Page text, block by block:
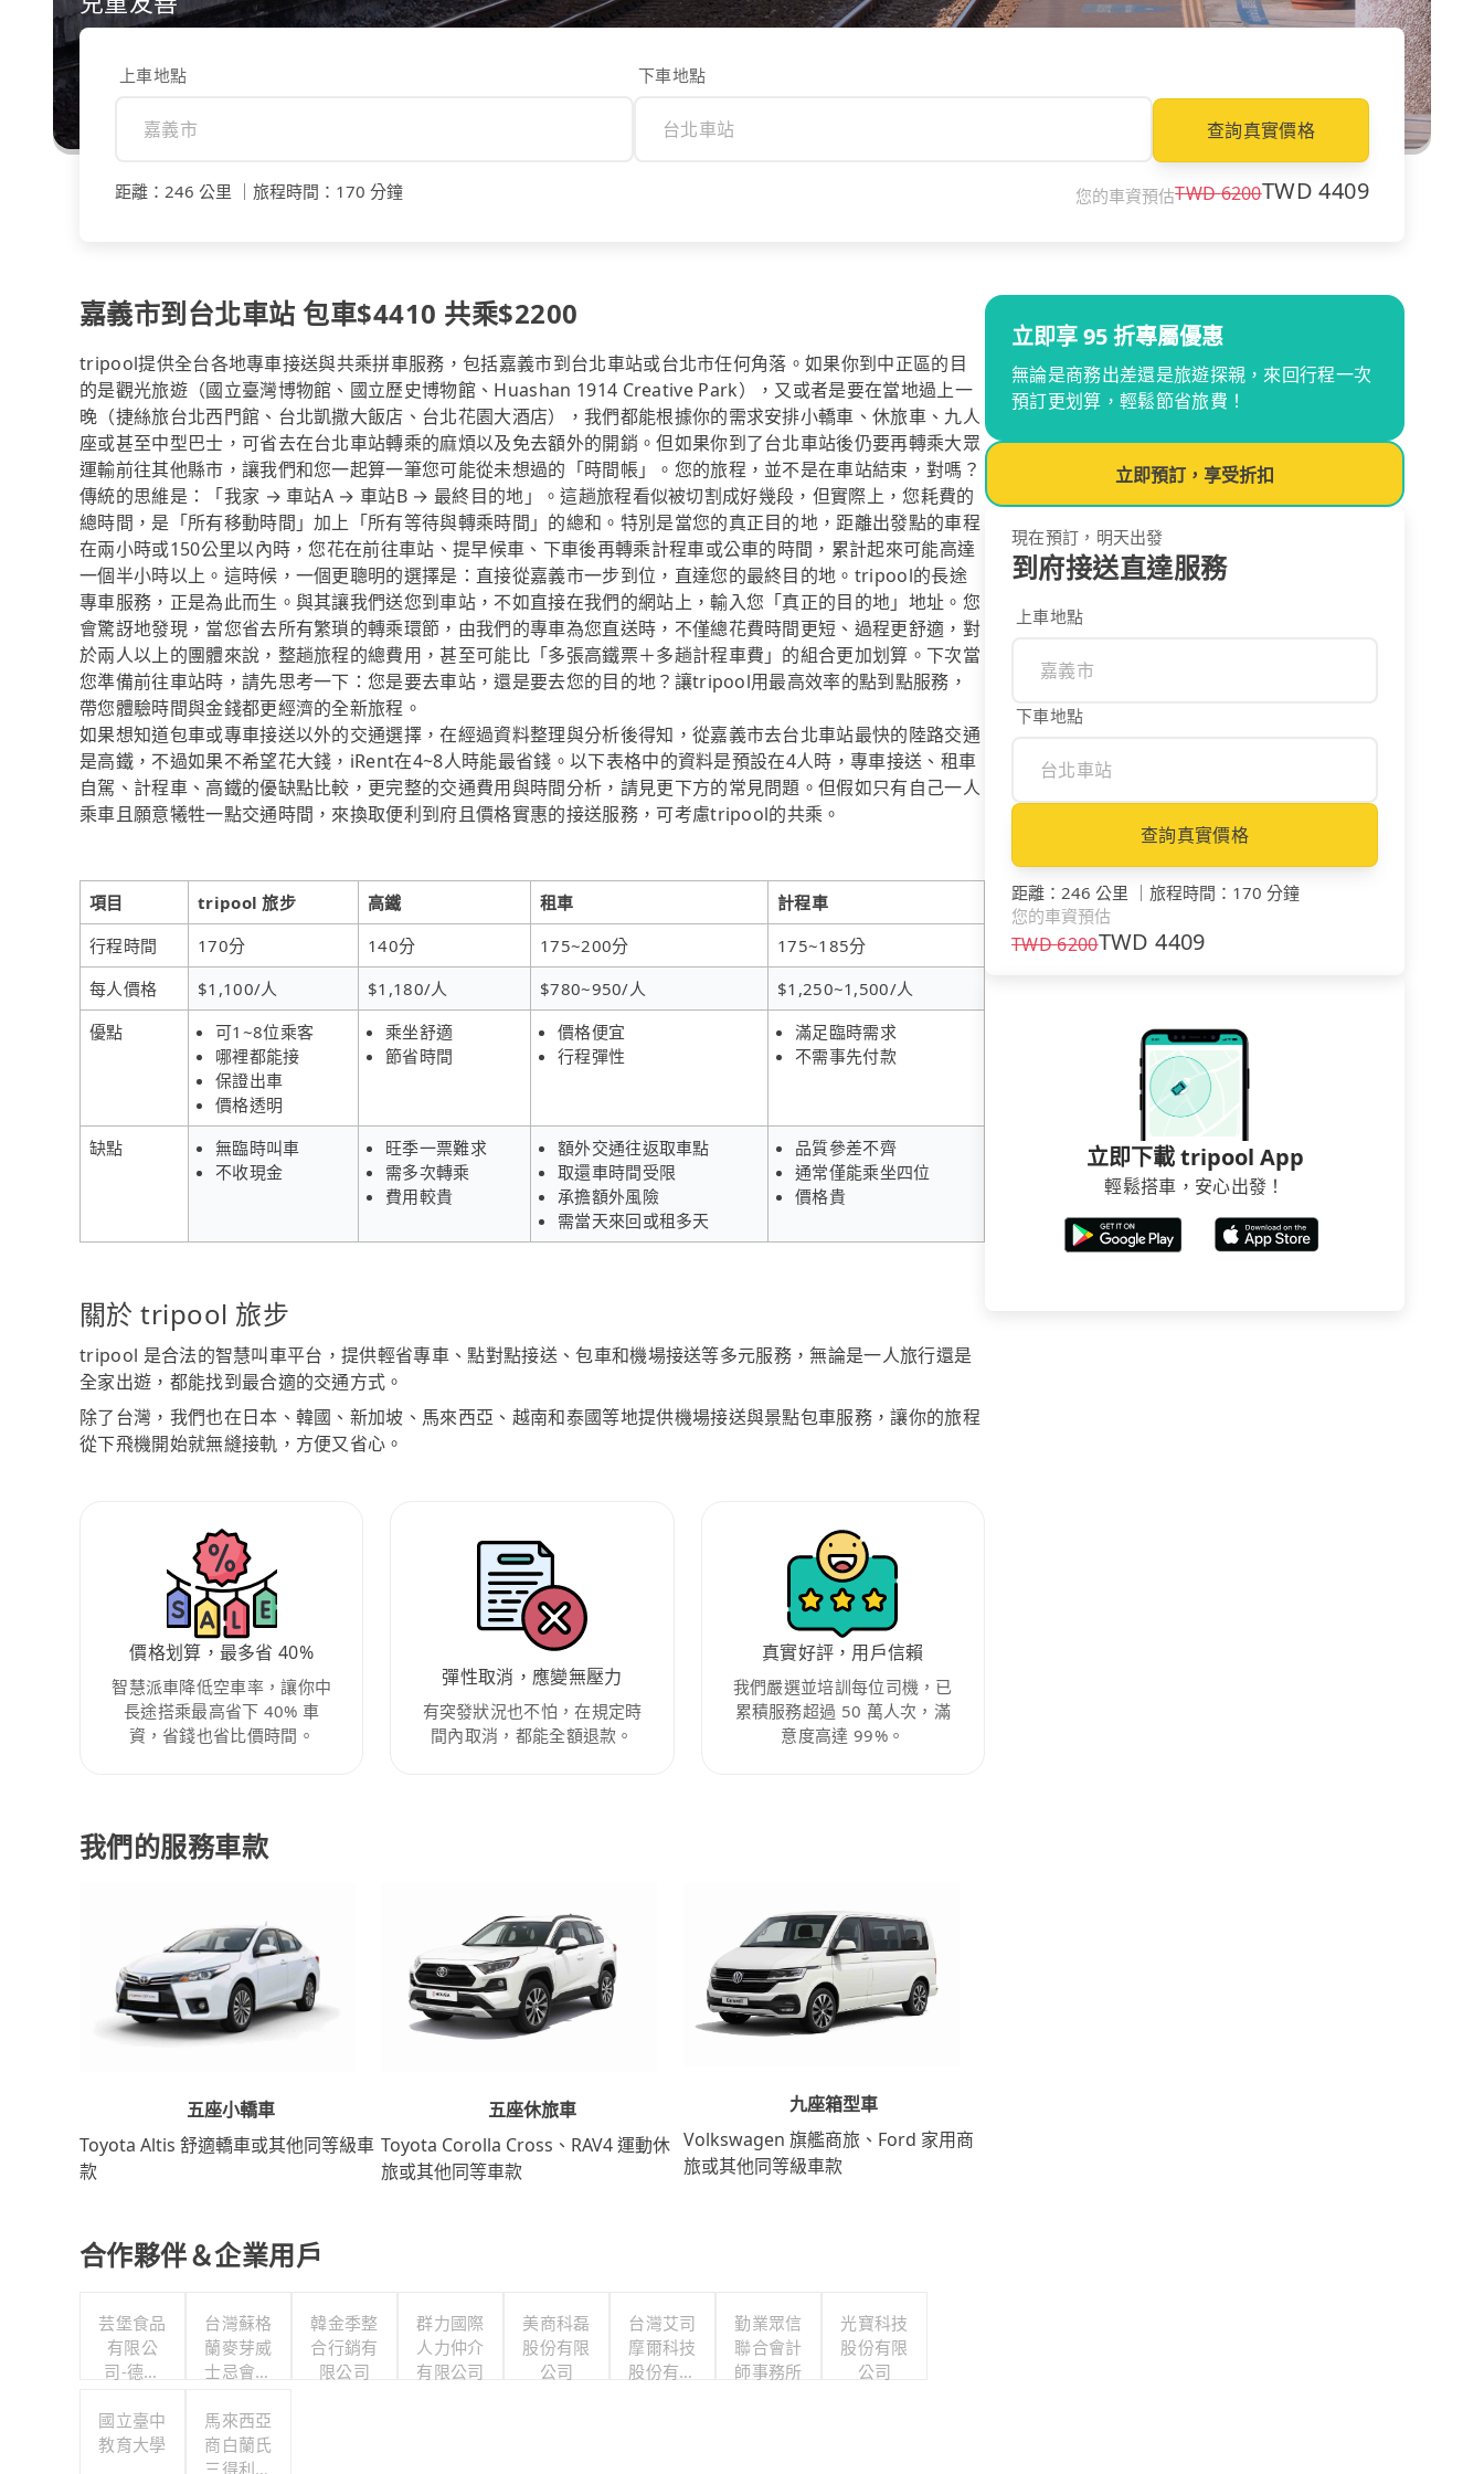
上車地點 下車地點
查詢真實價格
距離 ： 246 公里 旅程時間 ： 170 分鐘 您的車資預估TWD6200TWD4409
嘉義市到台北車站 包車$4410 共乘$2200
tripool提供全台各地專車接送與共乘拼車服務，包括嘉義市到台北車站或台北市任何角落。如果你到中正區的目
的是觀光旅遊（國立臺灣博物館、國立歷史博物館、Huashan 1914 Creative Park），又或者是要在當地過上一
晚（捷絲旅台北西門館、台北凱撒大飯店、台北花園大酒店），我們都能根據你的需求安排小轎車、休旅車、九人
座或甚至中型巴士，可省去在台北車站轉乘的麻煩以及免去額外的開銷。但如果你到了台北車站後仍要再轉乘大眾
運輸前往其他縣市，讓我們和您一起算一筆您可能從未想過的「時間帳」。您的旅程，並不是在車站結束，對嗎？
傳統的思維是：「我家 → 車站A → 車站B → 最終目的地」。這趟旅程看似被切割成好幾段，但實際上，您耗費的
總時間，是「所有移動時間」加上「所有等待與轉乘時間」的總和。特別是當您的真正目的地，距離出發點的車程
在兩小時或150公里以內時，您花在前往車站、提早候車、下車後再轉乘計程車或公車的時間，累計起來可能高達
一個半小時以上。這時候，一個更聰明的選擇是：直接從嘉義市一步到位，直達您的最終目的地。tripool的長途
專車服務，正是為此而生。與其讓我們送您到車站，不如直接在我們的網站上，輸入您「真正的目的地」地址。您
會驚訝地發現，當您省去所有繁瑣的轉乘環節，由我們的專車為您直送時，不僅總花費時間更短、過程更舒適，對
於兩人以上的團體來說，整趟旅程的總費用，甚至可能比「多張高鐵票＋多趟計程車費」的組合更加划算。下次當
您準備前往車站時，請先思考一下：您是要去車站，還是要去您的目的地？讓tripool用最高效率的點到點服務，
帶您體驗時間與金錢都更經濟的全新旅程。
如果想知道包車或專車接送以外的交通選擇，在經過資料整理與分析後得知，從嘉義市去台北車站最快的陸路交通
是高鐵，不過如果不希望花大錢，iRent在4~8人時能最省錢。以下表格中的資料是預設在4人時，專車接送、租車
自駕、計程車、高鐵的優缺點比較，更完整的交通費用與時間分析，請見更下方的常見問題。但假如只有自己一人
乘車且願意犧牲一點交通時間，來換取便利到府且價格實惠的接送服務，可考慮tripool的共乘。
項目 tripool 旅步 高鐵 租車
計程車
行程時間
170分 140分 175~200分
175~185分
每人價格
$1,100/人 $1,180/人 $780~950/人
$1,250~1,500/人
優點
可1~8位乘客
哪裡都能接
保證出車
價格透明
乘坐舒適
節省時間
價格便宜
行程彈性
滿足臨時需求
不需事先付款
缺點
無臨時叫車
不收現金
旺季一票難求
需多次轉乘
費用較貴
額外交通往返取車點
取還車時間受限
承擔額外風險
需當天來回或租多天
品質參差不齊
通常僅能乘坐四位
價格貴
關於 tripool 旅步
tripool 是合法的智慧叫車平台，提供輕省專車、點對點接送、包車和機場接送等多元服務，無論是一人旅行還是
全家出遊，都能找到最合適的交通方式。
除了台灣，我們也在日本、韓國、新加坡、馬來西亞、越南和泰國等地提供機場接送與景點包車服務，讓你的旅程
從下飛機開始就無縫接軌，方便又省心。
價格划算，最多省 40%
智慧派車降低空車率，讓你中
長途搭乘最高省下 40% 車
資，省錢也省比價時間。
彈性取消，應變無壓力
有突發狀況也不怕，在規定時
間內取消，都能全額退款。
真實好評，用戶信賴
我們嚴選並培訓每位司機，已
累積服務超過 50 萬人次，滿
意度高達 99%。
我們的服務車款
五座小轎車
Toyota Altis 舒適轎車或其他同等級車
款
五座休旅車
Toyota Corolla Cross、RAV4 運動休
旅或其他同等車款
九座箱型車
Volkswagen 旗艦商旅、Ford 家用商
旅或其他同等級車款
合作夥伴＆企業用戶
芸堡食品
有限公
司-德行
台灣蘇格
蘭麥芽威
士忌會所
公司
韓金季整
合行銷有
限公司
群力國際
人力仲介
有限公司
美商科磊
股份有限
公司
台灣艾司
摩爾科技
股份有限
勤業眾信
聯合會計
師事務所
光寶科技
股份有限
公司
國立臺中
教育大學
馬來西亞
商白蘭氏
三得利股
立即享 95 折專屬優惠
無論是商務出差還是旅遊探親，來回行程一次
預訂更划算，輕鬆節省旅費！
立即預訂，享受折扣
現在預訂，明天出發
到府接送直達服務
上車地點
下車地點
查詢真實價格
距離 ： 246 公里 ｜ 旅程時間 ： 170 分鐘
您的車資預估
TWD6200TWD4409
立即下載 tripool App
輕鬆搭車，安心出發！